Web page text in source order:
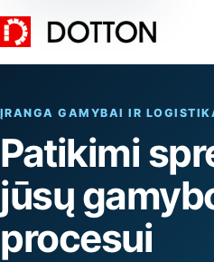
ĮRANGA GAMYBAI IR
Patikimi
jūsų
procesui